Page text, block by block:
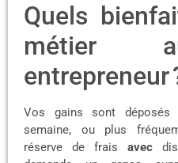
Quels
métier
entrepreneur
Vos gains sont déposés
semaine, ou plus
réserve de frais avec